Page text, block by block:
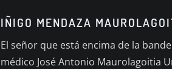
IÑIGO MENDAZA
El señor que está encima de la
médico José Antonio Maurolagoitia